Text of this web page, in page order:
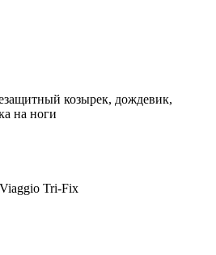
козырек, дождевик,
на ноги
Tri-Fix